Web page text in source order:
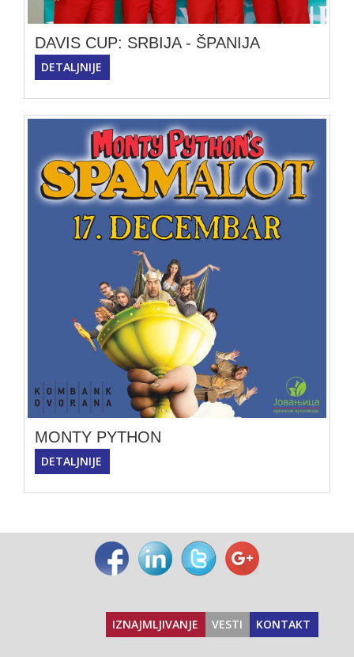
DAVIS CUP: SRBIJA - ŠPANIJA
DETALJNIJE
MONTY PYTHON
DETALJNIJE
IZNAJMLJIVANJE VESTI KONTAKT